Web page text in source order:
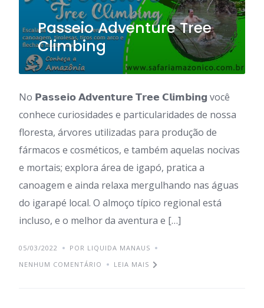
Passeio Adventure Tree
Climbing
No 𝗣𝗮𝘀𝘀𝗲𝗶𝗼 𝗔𝗱𝘃𝗲𝗻𝘁𝘂𝗿𝗲 𝗧𝗿𝗲𝗲 𝗖𝗹𝗶𝗺𝗯𝗶𝗻𝗴 você
conhece curiosidades e particularidades de nossa
floresta, árvores utilizadas para produção de
fármacos e cosméticos, e também aquelas nocivas
e mortais; explora área de igapó, pratica a
canoagem e ainda relaxa mergulhando nas águas
do igarapé local. O almoço típico regional está
incluso, e o melhor da aventura e […]
05/03/2022
POR LIQUIDA MANAUS
NENHUM COMENTÁRIO
LEIA MAIS